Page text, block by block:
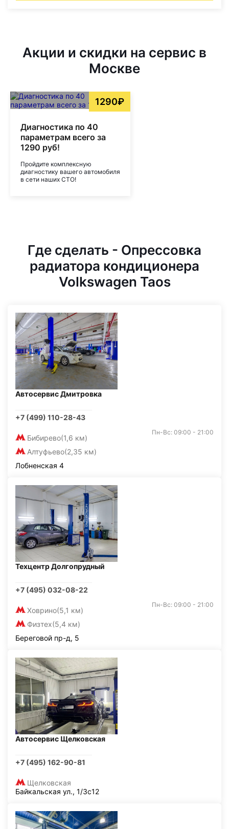
Акции и скидки на сервис в
Москве
1290₽
Диагностика по 40
параметрам всего за
1290 руб!
Пройдите комплексную
диагностику вашего автомобиля
в сети наших СТО!
Где сделать - Опрессовка
радиатора кондиционера
Volkswagen Taos
Автосервис Дмитровка
+7 (499) 110-28-43
Бибирево(1,6 км)
Алтуфьево(2,35 км)
Пн-Вс: 09:00 - 21:00
Лобненская 4
Техцентр Долгопрудный
+7 (495) 032-08-22
Ховрино(5,1 км)
Физтех(5,4 км)
Пн-Вс: 09:00 - 21:00
Береговой пр-д, 5
Автосервис Щелковская
+7 (495) 162-90-81
Щелковская
Байкальская ул., 1/3с12